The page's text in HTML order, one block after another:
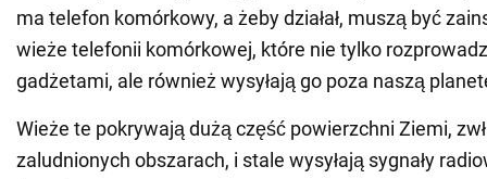
ma telefon komórkowy, a żeby działał, muszą być
wieże telefonii komórkowej, które nie tylko
gadżetami, ale również wysyłają go poza naszą
Wieże te pokrywają dużą część powierzchni Ziemi,
zaludnionych obszarach, i stale wysyłają sygnały